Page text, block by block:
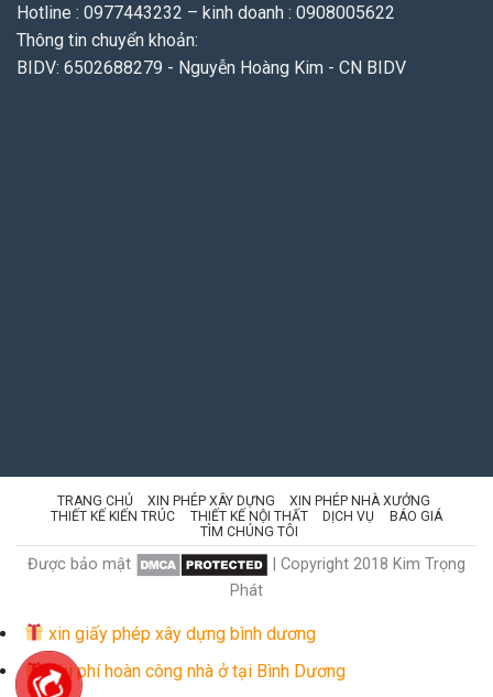
Hotline : 0977443232 – kinh doanh : 0908005622
Thông tin chuyển khoản:
BIDV: 6502688279 - Nguyễn Hoàng Kim - CN BIDV
TRANG CHỦ XIN PHÉP XÂY DỰNG
XIN PHÉP NHÀ XƯỞNG
THIẾT KẾ KIẾN TRÚC
THIẾT KẾ NỘI THẤT DỊCH VỤ
BÁO GIÁ
TÌM CHÚNG TÔI
Được bảo mật
| Copyright 2018 Kim Trọng
Phát
xin giấy phép xây dựng bình dương
Chi phí hoàn công nhà ở tại Bình Dương